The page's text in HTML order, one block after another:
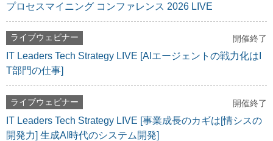
プロセスマイニング コンファレンス 2026 LIVE
ライブウェビナー 開催終了
IT Leaders Tech Strategy LIVE [AIエージェントの戦力化はI
T部門の仕事]
ライブウェビナー 開催終了
IT Leaders Tech Strategy LIVE [事業成長のカギは[情シスの
開発力] 生成AI時代のシステム開発]